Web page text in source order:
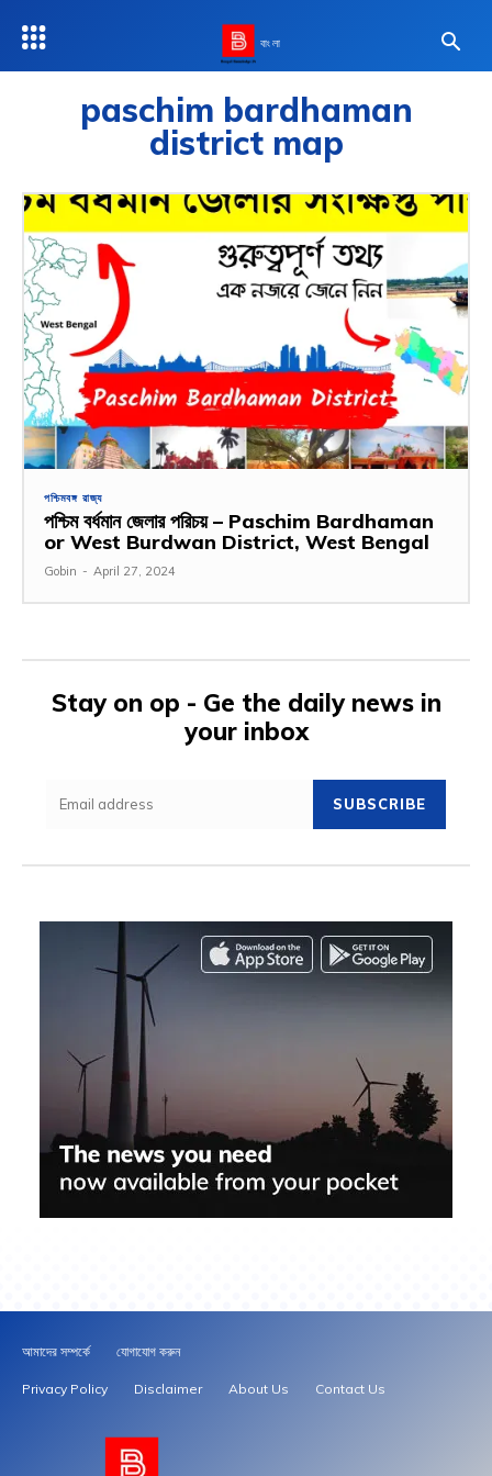
বাংলা
paschim bardhaman
district map
পশ্চিমবঙ্গ রাজ্য
পশ্চিম বর্ধমান জেলার পরিচয় – Paschim Bardhaman
or West Burdwan District, West Bengal
Gobin - April 27, 2024
Stay on op - Ge the daily news in
your inbox
SUBSCRIBE
আমাদের সম্পর্কে যোগাযোগ করুন
Privacy Policy Disclaimer About Us Contact Us